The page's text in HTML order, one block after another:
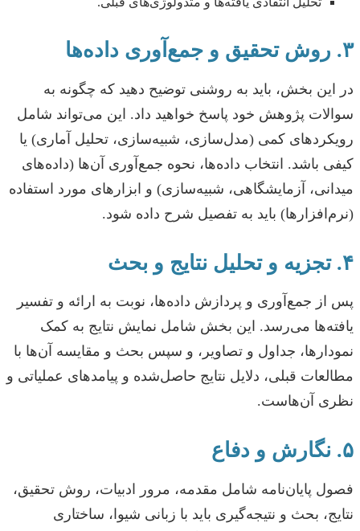
۳. روش تحقیق و جمع‌آوری داده‌ها
در این بخش، باید به روشنی توضیح دهید که چگونه به
سوالات پژوهش خود پاسخ خواهید داد. این می‌تواند شامل
رویکردهای کمی (مدل‌سازی، شبیه‌سازی، تحلیل آماری) یا
کیفی باشد. انتخاب داده‌ها، نحوه جمع‌آوری آن‌ها (داده‌های
میدانی، آزمایشگاهی، شبیه‌سازی) و ابزارهای مورد استفاده
(نرم‌افزارها) باید به تفصیل شرح داده شود.
۴. تجزیه و تحلیل نتایج و بحث
پس از جمع‌آوری و پردازش داده‌ها، نوبت به ارائه و تفسیر
یافته‌ها می‌رسد. این بخش شامل نمایش نتایج به کمک
نمودارها، جداول و تصاویر، و سپس بحث و مقایسه آن‌ها با
مطالعات قبلی، دلایل نتایج حاصل‌شده و پیامدهای عملیاتی و
نظری آن‌هاست.
۵. نگارش و دفاع
فصول پایان‌نامه شامل مقدمه، مرور ادبیات، روش تحقیق،
نتایج، بحث و نتیجه‌گیری باید با زبانی شیوا، ساختاری